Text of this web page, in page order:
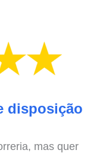
disposição
mas quer